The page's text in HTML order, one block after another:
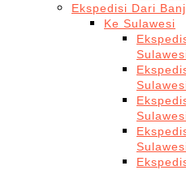
Ekspedisi Dari
Ke Sulawesi